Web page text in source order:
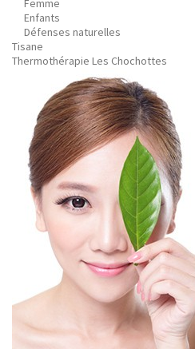
Femme
Enfants
Défenses naturelles
Tisane
Thermothérapie Les Chochottes